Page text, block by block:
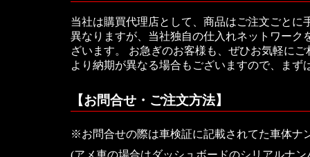
当社は購買代理店として、商品はご注文ごと
異なりますが、当社独自の仕入れネットワー
ざいます。 お急ぎのお客様も、ぜひお気軽に
より納期が異なる場合もございますので、ま
【お問合せ・ご注文方法】
※お問合せの際は車検証に記載されてた車体ナ